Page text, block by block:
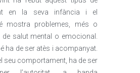
en la seva infància i el
mostra problemes, més o
de salut mental o emocional.
ha de ser atès i acompanyat.
seu comportament, ha de ser